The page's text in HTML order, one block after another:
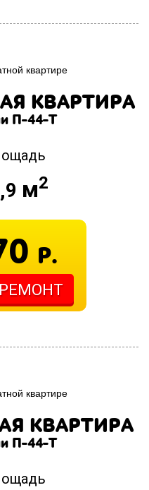
КВАРТИРА
П-44-Т
м2
Р.
КВАРТИРА
П-44-Т